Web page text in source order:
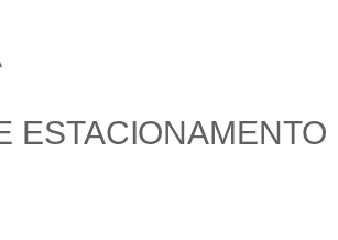
ESTACIONAMENTO